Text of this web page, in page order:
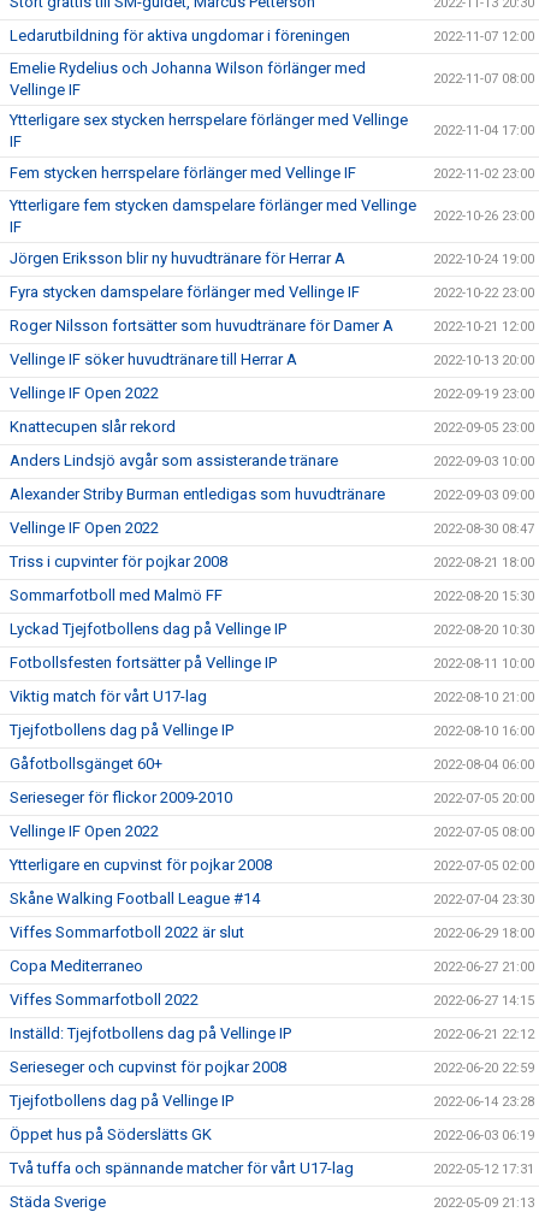
Ledarutbildning för aktiva ungdomar i föreningen 2022-11-07 12:00
Emelie Rydelius och Johanna Wilson förlänger med
Vellinge IF
2022-11-07 08:00
Ytterligare sex stycken herrspelare förlänger med Vellinge
IF
2022-11-04 17:00
Fem stycken herrspelare förlänger med Vellinge IF 2022-11-02 23:00
Ytterligare fem stycken damspelare förlänger med Vellinge
IF
2022-10-26 23:00
Jörgen Eriksson blir ny huvudtränare för Herrar A 2022-10-24 19:00
Fyra stycken damspelare förlänger med Vellinge IF 2022-10-22 23:00
Roger Nilsson fortsätter som huvudtränare för Damer A 2022-10-21 12:00
Vellinge IF söker huvudtränare till Herrar A 2022-10-13 20:00
Vellinge IF Open 2022 2022-09-19 23:00
Knattecupen slår rekord 2022-09-05 23:00
Anders Lindsjö avgår som assisterande tränare 2022-09-03 10:00
Alexander Striby Burman entledigas som huvudtränare 2022-09-03 09:00
Vellinge IF Open 2022 2022-08-30 08:47
Triss i cupvinter för pojkar 2008 2022-08-21 18:00
Sommarfotboll med Malmö FF 2022-08-20 15:30
Lyckad Tjejfotbollens dag på Vellinge IP 2022-08-20 10:30
Fotbollsfesten fortsätter på Vellinge IP 2022-08-11 10:00
Viktig match för vårt U17-lag 2022-08-10 21:00
Tjejfotbollens dag på Vellinge IP 2022-08-10 16:00
Gåfotbollsgänget 60+ 2022-08-04 06:00
Serieseger för flickor 2009-2010 2022-07-05 20:00
Vellinge IF Open 2022 2022-07-05 08:00
Ytterligare en cupvinst för pojkar 2008 2022-07-05 02:00
Skåne Walking Football League #14 2022-07-04 23:30
Viffes Sommarfotboll 2022 är slut 2022-06-29 18:00
Copa Mediterraneo 2022-06-27 21:00
Viffes Sommarfotboll 2022 2022-06-27 14:15
Inställd: Tjejfotbollens dag på Vellinge IP 2022-06-21 22:12
Serieseger och cupvinst för pojkar 2008 2022-06-20 22:59
Tjejfotbollens dag på Vellinge IP 2022-06-14 23:28
Öppet hus på Söderslätts GK 2022-06-03 06:19
Två tuffa och spännande matcher för vårt U17-lag 2022-05-12 17:31
Städa Sverige 2022-05-09 21:13